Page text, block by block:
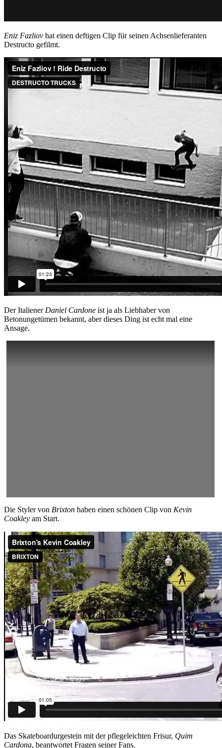
Eniz Fazliov hat einen deftigen Clip für seinen Achsenlieferanten
Destructo gefilmt.
Der ItalienerDaniel Cardone ist ja als Liebhaber von
Betonungetümen bekannt, aber dieses Ding ist echt mal eine
Ansage.
Die Styler von Brixton haben einen schönen Clip von Kevin
Coakley am Start.
Das Skateboardurgestein mit der pflegeleichten Frisur, Quim
Cardona, beantwortet Fragen seiner Fans.